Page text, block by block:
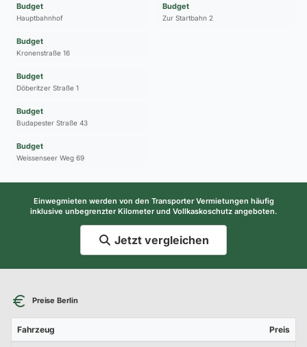
Budget
Hauptbahnhof
Budget
Kronenstraße 16
Budget
Döberitzer Straße 1
Budget
Budapester Straße 43
Budget
Weissenseer Weg 69
Budget
Zur Startbahn 2
Einwegmieten werden von den Transporter Vermietungen häufig
inklusive unbegrenzter Kilometer und Vollkaskoschutz angeboten.
Jetzt vergleichen
Preise Berlin
Fahrzeug Preis